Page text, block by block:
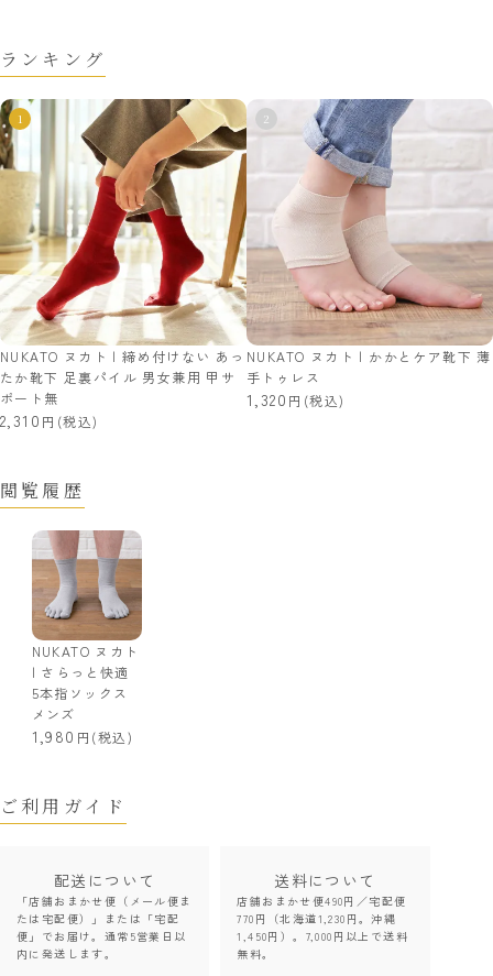
ランキング
NUKATO ヌカト | 締め付けない あっ
たか靴下 足裏パイル 男女兼用 甲サ
ポート無
2,310 (税込)
NUKATO ヌカト | かかとケア靴下 薄
手トゥレス
1,320 (税込)
閲覧履歴
NUKATO ヌカト
| さらっと快適
5本指ソックス
メンズ
1,980 (税込)
ご利用ガイド
配送について
「店舗おまかせ便（メール便ま
たは宅配便）」または「宅配
便」でお届け。通常5営業日以
内に発送します。
送料について
店舗おまかせ便490円／宅配便
770円（北海道1,230円。沖縄
1,450円）。7,000円以上で送料
無料。